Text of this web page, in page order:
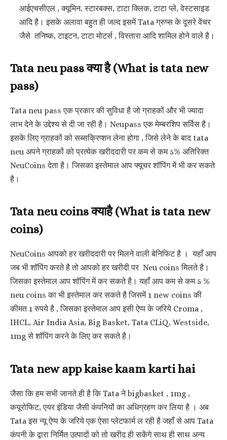
आईएचसीएल , क्यूमिन, स्टारबक्स, टाटा क्लिक, टाटा प्ले, वेस्टसाइड
आदि है। इसके अलावा बहुत ही जल्द इसमें Tata ग्रुप्स के दूसरे वेंचर
जैसे तनिष्क, टाइटन, टाटा मोटर्स , विस्तारा आदि शामिल होने वाले है।
Tata neu pass क्या है (What is tata new
pass)
Tata neu pass एक प्रकार की सुविधा है जो ग्राहकों और भी ज्यादा
लाभ देने के उद्देश्य से दी जा रही है। Neupass एक मेम्बरशिप सर्विस है।
इसके लिए ग्राहकों को सब्सक्रिप्शन लेना होगा , जिसे लेने के बाद tata
neu अपने ग्राहकों को प्रत्येक खरीददारी पर कम से कम 5% अतिरिक्त
NeuCoins देता है। जिसका इस्तेमाल आप फ्यूचर शॉपिंग में भी कर सकते
है।
Tata neu coins क्याहै (What is tata new
coins)
NeuCoins आपको हर खरीददारी पर मिलने वाली बेनिफिट है । यहाँ आप
जब भी शॉपिंग करते है तो आपको हर खरीदी पर Neu coins मिलते है।
जिसका इस्तेमाल आप शॉपिंग में कर सकते है। यहाँ आप कम से कम 5 %
neu coins का भी इस्तेमाल कर सकते है जिसमें 1 new coins की
कीमत 1 रुपये है , जिसका इस्तेमाल आप इसी ऐप्प के जरिये Croma ,
IHCL, Air India Asia, Big Basket, Tata CLiQ, Westside,
1mg से शॉपिंग करने के लिए कर सकते है।
Tata new app kaise kaam karti hai
जैसा कि हम सभी जानते ही है कि Tata ने bigbasket , 1mg ,
कयूरोफिट, एयर इंडिया जैसी कंपनियों का अधिग्रहण कर लिया है । अब
Tata इस न्यू ऐप्प के जरिये एक ऐसा प्लेटफार्म ल रही है जहाँ से आप Tata
कंपनी के द्वारा निर्मित उत्पादों को तो खरीद ही सकेंगे साथ ही साथ अन्य